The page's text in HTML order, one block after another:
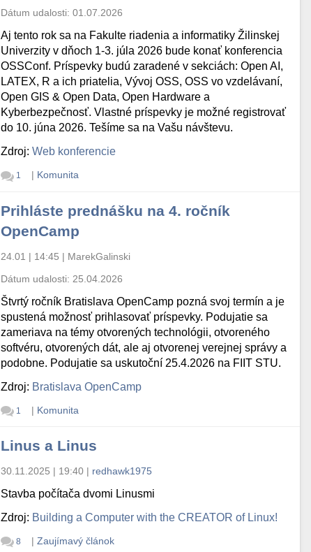
Dátum udalosti:01.07.2026
Aj tento rok sa na Fakulte riadenia a informatiky Žilinskej
Univerzity v dňoch 1-3. júla 2026 bude konať konferencia
OSSConf. Príspevky budú zaradené v sekciách: Open AI,
LATEX, R a ich priatelia, Vývoj OSS, OSS vo vzdelávaní,
Open GIS & Open Data, Open Hardware a
Kyberbezpečnosť. Vlastné príspevky je možné registrovať
do 10. júna 2026. Tešíme sa na Vašu návštevu.
Zdroj:Web konferencie
1 | Komunita
Prihláste prednášku na 4. ročník
OpenCamp
24.01 | 14:45 | MarekGalinski
Dátum udalosti: 25.04.2026
Štvrtý ročník Bratislava OpenCamp pozná svoj termín a je
spustená možnosť prihlasovať príspevky. Podujatie sa
zameriava na témy otvorených technológii, otvoreného
softvéru, otvorených dát, ale aj otvorenej verejnej správy a
podobne. Podujatie sa uskutoční 25.4.2026 na FIIT STU.
Zdroj: Bratislava OpenCamp
1 | Komunita
Linus a Linus
30.11.2025 | 19:40 | redhawk1975
Stavba počítača dvomi Linusmi
Zdroj: Building a Computer with the CREATOR of Linux!
8 | Zaujímavý článok